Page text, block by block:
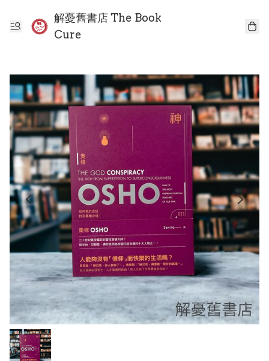
解憂舊書店 The Book
Cure